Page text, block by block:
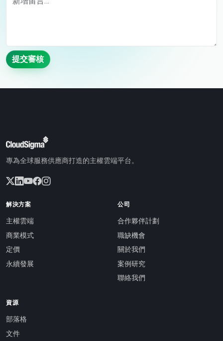
提交審核
專為全球服務供應商打造的主權雲端平台。
解決方案
主權雲端
商業模式
定價
永續發展
公司
合作夥伴計劃
職缺機會
關於我們
案例研究
聯絡我們
資源
部落格
文件